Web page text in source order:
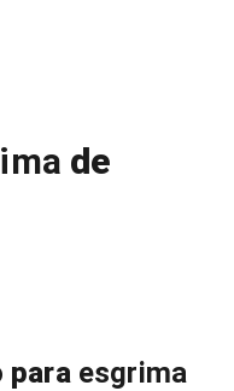
de
para esgrima